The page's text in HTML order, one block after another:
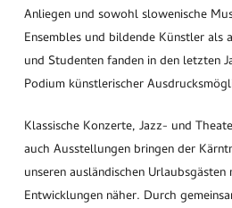
Anliegen und sowohl slowenische
Ensembles und bildende Künstler als
und Studenten fanden in den letzten
Podium künstlerischer
Klassische Konzerte, Jazz- und
auch Ausstellungen bringen der
unseren ausländischen
Entwicklungen näher. Durch